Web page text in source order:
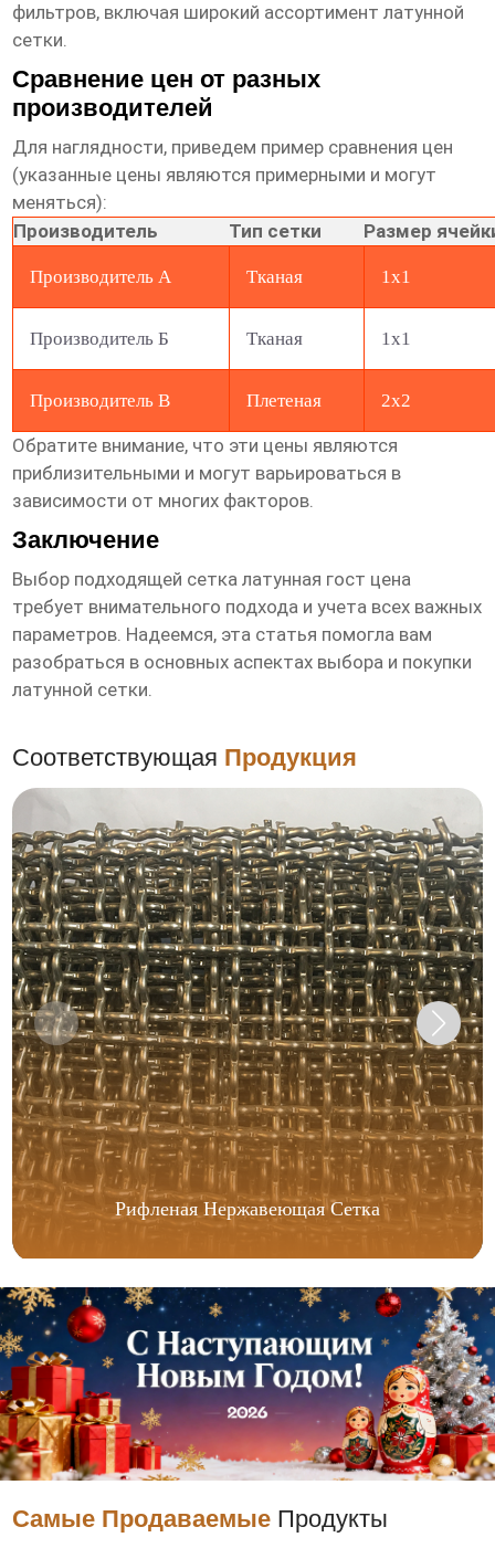
фильтров, включая широкий ассортимент латунной
сетки.
Сравнение цен от разных
производителей
Для наглядности, приведем пример сравнения цен
(указанные цены являются примерными и могут
меняться):
Производитель
Тип сетки Размер
Производитель А Тканая 1х1
Производитель Б Тканая 1х1
Производитель В Плетеная 2х2
Обратите внимание, что эти цены являются
приблизительными и могут варьироваться в
зависимости от многих факторов.
Заключение
Выбор подходящей сетка латунная гост цена
требует внимательного подхода и учета всех важных
параметров. Надеемся, эта статья помогла вам
разобраться в основных аспектах выбора и покупки
латунной сетки.
Соответствующая Продукция
Рифленая Нержавеющая Сетка
Самые Продаваемые Продукты